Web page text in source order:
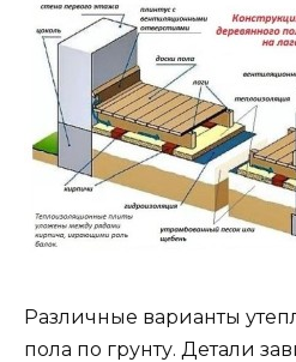
Различные варианты
пола по грунту. Детали